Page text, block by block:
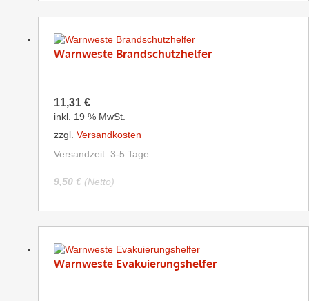
Warnweste Brandschutzhelfer
11,31€
inkl. 19 % MwSt.
zzgl.Versandkosten
Versandzeit:3-5 Tage
9,50€ (Netto)
Warnweste Evakuierungshelfer